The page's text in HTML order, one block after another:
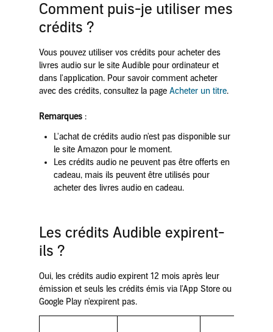
Comment puis-je utiliser mes
crédits ?
Vous pouvez utiliser vos crédits pour acheter des
livres audio sur le site Audible pour ordinateur et
dans l'application. Pour savoir comment acheter
avec des crédits, consultez la page Acheter un titre.
Remarques :
L'achat de crédits audio n'est pas disponible sur
le site Amazon pour le moment.
Les crédits audio ne peuvent pas être offerts en
cadeau, mais ils peuvent être utilisés pour
acheter des livres audio en cadeau.
Les crédits Audible expirent-
ils ?
Oui, les crédits audio expirent 12 mois après leur
émission et seuls les crédits émis via l'App Store ou
Google Play n'expirent pas.